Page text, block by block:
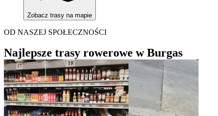
Zobacz trasy na mapie
OD NASZEJ SPOŁECZNOŚCI
Najlepsze trasy rowerowe w Burgas